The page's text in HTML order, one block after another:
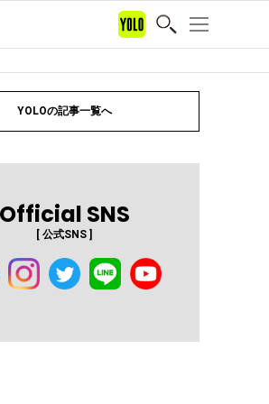
YOLOの記事一覧へ
Official SNS
[ 公式SNS ]